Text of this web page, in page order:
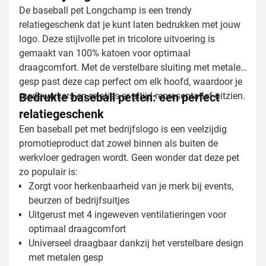
De baseball pet Longchamp is een trendy
relatiegeschenk dat je kunt laten bedrukken met jouw
logo. Deze stijlvolle pet in tricolore uitvoering is
gemaakt van 100% katoen voor optimaal
draagcomfort. Met de verstelbare sluiting met metalen
gesp past deze cap perfect om elk hoofd, waardoor je
medewerkers en relaties er altijd representatief uitzien.
Bedrukte baseball petten: een perfect
relatiegeschenk
Een baseball pet met bedrijfslogo is een veelzijdig
promotieproduct dat zowel binnen als buiten de
werkvloer gedragen wordt. Geen wonder dat deze pet
zo populair is:
Zorgt voor herkenbaarheid van je merk bij events,
beurzen of bedrijfsuitjes
Uitgerust met 4 ingeweven ventilatieringen voor
optimaal draagcomfort
Universeel draagbaar dankzij het verstelbare design
met metalen gesp